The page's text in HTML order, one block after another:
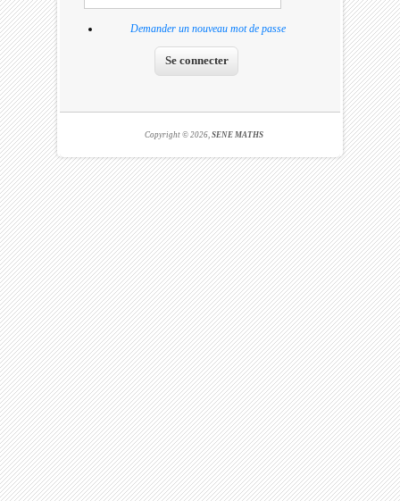
Demander un nouveau mot de passe
Copyright © 2026,SENE MATHS